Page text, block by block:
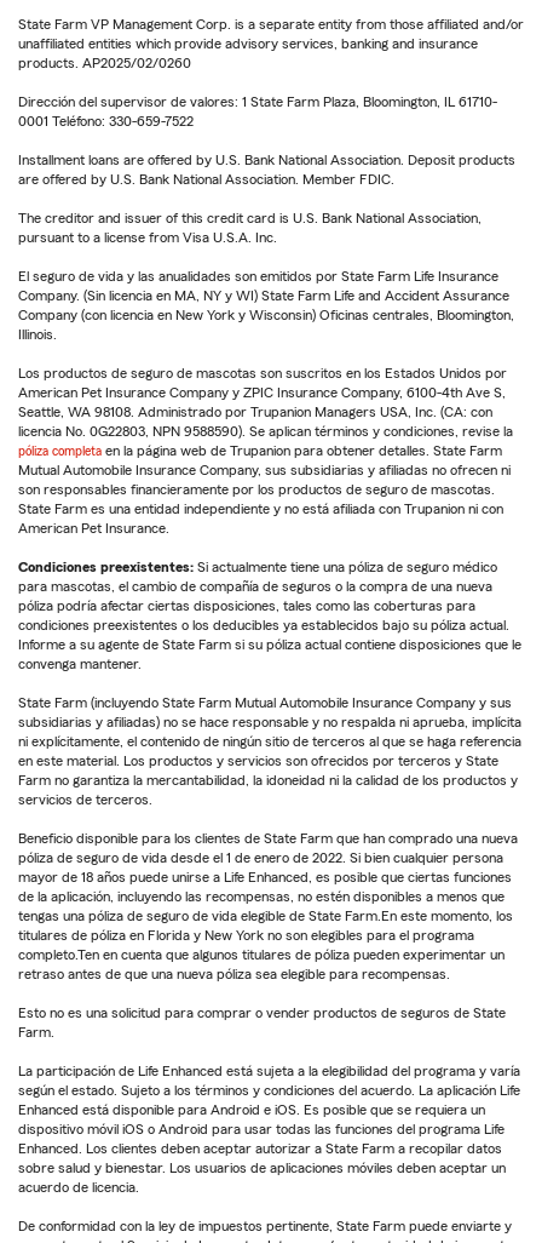
State Farm VP Management Corp. is a separate entity from those affiliated and/or
unaffiliated entities which provide advisory services, banking and insurance
products. AP2025/02/0260
Dirección del supervisor de valores: 1 State Farm Plaza, Bloomington, IL 61710-
0001 Teléfono: 330-659-7522
Installment loans are offered by U.S. Bank National Association. Deposit products
are offered by U.S. Bank National Association. Member FDIC.
The creditor and issuer of this credit card is U.S. Bank National Association,
pursuant to a license from Visa U.S.A. Inc.
El seguro de vida y las anualidades son emitidos por State Farm Life Insurance
Company. (Sin licencia en MA, NY y WI) State Farm Life and Accident Assurance
Company (con licencia en New York y Wisconsin) Oficinas centrales, Bloomington,
Illinois.
Los productos de seguro de mascotas son suscritos en los Estados Unidos por
American Pet Insurance Company y ZPIC Insurance Company, 6100-4th Ave S,
Seattle, WA 98108. Administrado por Trupanion Managers USA, Inc. (CA: con
licencia No. 0G22803, NPN 9588590). Se aplican términos y condiciones, revise la
póliza completa en la página web de Trupanion para obtener detalles. State Farm
Mutual Automobile Insurance Company, sus subsidiarias y afiliadas no ofrecen ni
son responsables financieramente por los productos de seguro de mascotas.
State Farm es una entidad independiente y no está afiliada con Trupanion ni con
American Pet Insurance.
Condiciones preexistentes: Si actualmente tiene una póliza de seguro médico
para mascotas, el cambio de compañía de seguros o la compra de una nueva
póliza podría afectar ciertas disposiciones, tales como las coberturas para
condiciones preexistentes o los deducibles ya establecidos bajo su póliza actual.
Informe a su agente de State Farm si su póliza actual contiene disposiciones que le
convenga mantener.
State Farm (incluyendo State Farm Mutual Automobile Insurance Company y sus
subsidiarias y afiliadas) no se hace responsable y no respalda ni aprueba, implícita
ni explícitamente, el contenido de ningún sitio de terceros al que se haga referencia
en este material. Los productos y servicios son ofrecidos por terceros y State
Farm no garantiza la mercantabilidad, la idoneidad ni la calidad de los productos y
servicios de terceros.
Beneficio disponible para los clientes de State Farm que han comprado una nueva
póliza de seguro de vida desde el 1 de enero de 2022. Si bien cualquier persona
mayor de 18 años puede unirse a Life Enhanced, es posible que ciertas funciones
de la aplicación, incluyendo las recompensas, no estén disponibles a menos que
tengas una póliza de seguro de vida elegible de State Farm.En este momento, los
titulares de póliza en Florida y New York no son elegibles para el programa
completo.Ten en cuenta que algunos titulares de póliza pueden experimentar un
retraso antes de que una nueva póliza sea elegible para recompensas.
Esto no es una solicitud para comprar o vender productos de seguros de State
Farm.
La participación de Life Enhanced está sujeta a la elegibilidad del programa y varía
según el estado. Sujeto a los términos y condiciones del acuerdo. La aplicación Life
Enhanced está disponible para Android e iOS. Es posible que se requiera un
dispositivo móvil iOS o Android para usar todas las funciones del programa Life
Enhanced. Los clientes deben aceptar autorizar a State Farm a recopilar datos
sobre salud y bienestar. Los usuarios de aplicaciones móviles deben aceptar un
acuerdo de licencia.
De conformidad con la ley de impuestos pertinente, State Farm puede enviarte y